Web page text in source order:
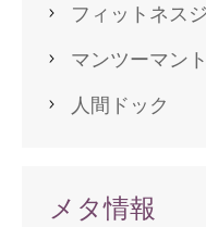
フィットネス
マンツーマン
人間ドック
メタ情報